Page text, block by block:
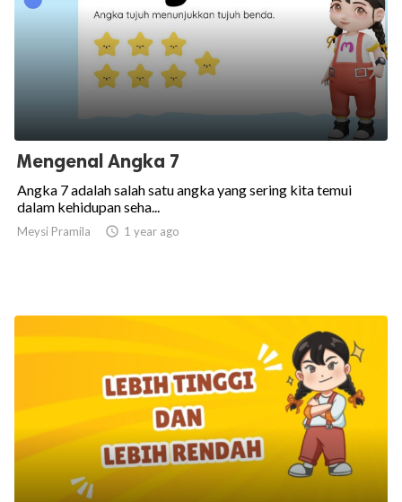
Mengenal Angka 7
Angka 7 adalah salah satu angka yang sering kita temui
dalam kehidupan seha...
Meysi Pramila  1 year ago